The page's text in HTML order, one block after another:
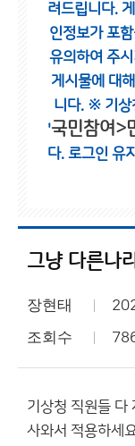
려드립니다.
인정보가 포
유의하여 주
게시물에 대
니다. ※ 기상
'국민참여>
다. 로그인 유
그냥 다른나
장현태
조회수
기상청 직원들 다
사와서 적용하세